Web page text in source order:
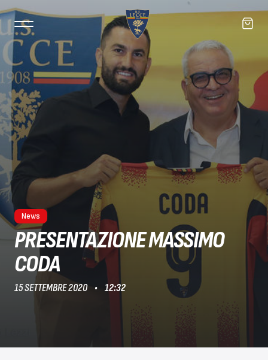
News
PRESENTAZIONE MASSIMO
CODA
15 SETTEMBRE 2020 12:32